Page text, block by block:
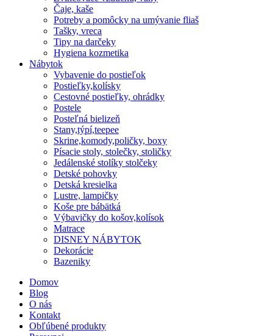
Čaje, kaše
Potreby a pomôcky na umývanie fliaš
Tašky, vreca
Tipy na darčeky
Hygiena kozmetika
Nábytok
Vybavenie do postieľok
Postieľky,kolísky
Cestovné postieľky, ohrádky
Postele
Posteľná bielizeň
Stany,týpí,teepee
Skrine,komody,poličky, boxy
Písacie stoly, stolečky, stoličky
Jedálenské stolíky stolčeky
Detské pohovky
Detská kresielka
Lustre, lampičky
Koše pre bábätká
Výbavičky do košov,kolísok
Matrace
DISNEY NÁBYTOK
Dekorácie
Bazeniky
Domov
Blog
O nás
Kontakt
Obľúbené produkty